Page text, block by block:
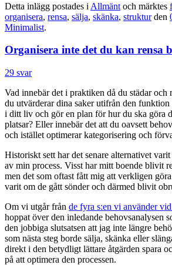
Detta inlägg postades i Allmänt och märktes
organisera, rensa, sälja, skänka, strukturden
Minimalist.
Organisera inte det du kan rensa
29 svar
Vad innebär det i praktiken då du städar och
du utvärderar dina saker utifrån den
i ditt liv och gör en plan för hur du ska göra
platsar? Eller innebär det att du oavsett
och istället optimerar kategorisering och
Historiskt sett har det senare alternativet
av min process. Visst har mitt boende blivit
men det som oftast fått mig att verkligen
varit om de gått sönder och därmed blivit
Om vi utgår från de fyra s:en vi använder
hoppat över den inledande behovsanalysen
den jobbiga slutsatsen att jag inte längre
som nästa steg borde sälja, skänka eller
direkt i den betydligt lättare åtgärden spara
på att optimera den processen.